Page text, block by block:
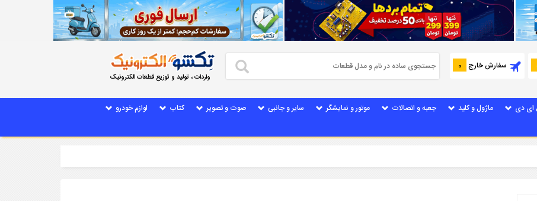
سفارش خارج 0
واردات ، تولید و توزیع قطعات الکترونیک
ای دی ماژول و کلید جعبه و اتصالات موتور و نمایشگر سایر و جانبی صوت و تصویر کتاب
لوازم خودرو